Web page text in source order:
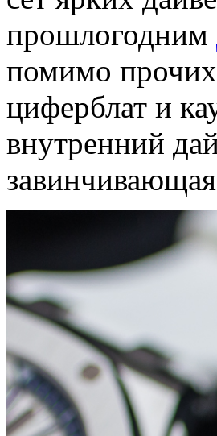
прошлогодним
помимо прочих
циферблат и
внутренний